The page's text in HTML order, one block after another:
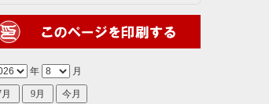
年 月